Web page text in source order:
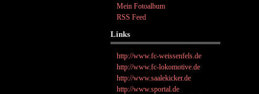
Mein Fotoalbum
RSS Feed
Links
http://www.fc-weissenfels.de
http://www.fc-lokomotive.de
http://www.saalekicker.de
http://www.sportal.de